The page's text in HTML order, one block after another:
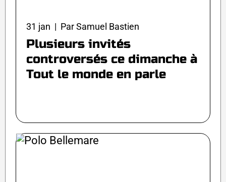
31 jan | Par Samuel Bastien
Plusieurs invités
controversés ce dimanche à
Tout le monde en parle